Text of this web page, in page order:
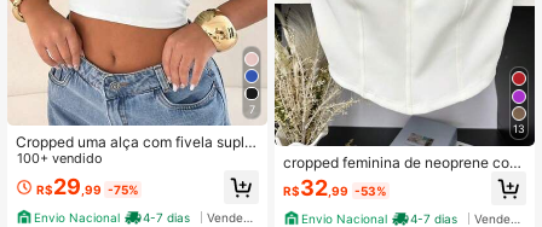
7
Cropped uma alça com fivela suple
x toque poliamida
100+ vendido
R$29 ,99 -75%
Envio Nacional
4-7 dias
13
cropped feminina de neoprene com
bojo
R$32 ,99 -53%
Envio Nacional
4-7 dias